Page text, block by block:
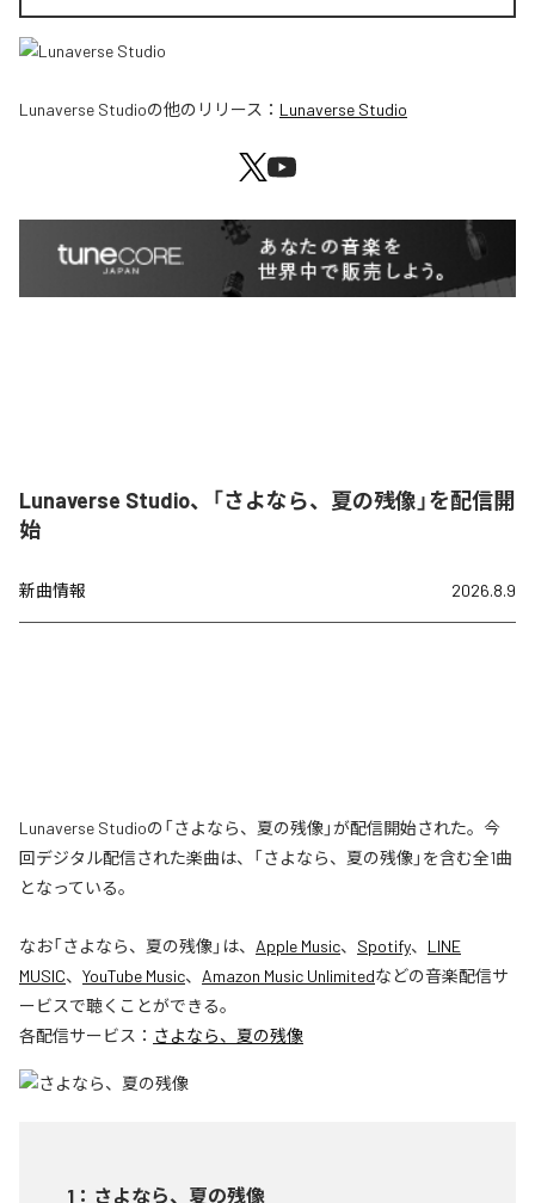
Lunaverse Studioの他のリリース： Lunaverse Studio
Lunaverse Studio、「さよなら、夏の残像」を配信開
始
新曲情報 2026.8.9
Lunaverse Studioの「さよなら、夏の残像」が配信開始された。今
回デジタル配信された楽曲は、「さよなら、夏の残像」を含む全1曲
となっている。
なお「さよなら、夏の残像」は、 Apple Music、 Spotify、 LINE
MUSIC、 YouTube Music、 Amazon Music Unlimitedなどの音楽配信サ
ービスで聴くことができる。
各配信サービス： さよなら、夏の残像
1 ： さよなら、夏の残像